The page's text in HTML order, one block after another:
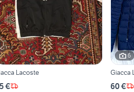
Lacoste
€
6
Giacca
60 €